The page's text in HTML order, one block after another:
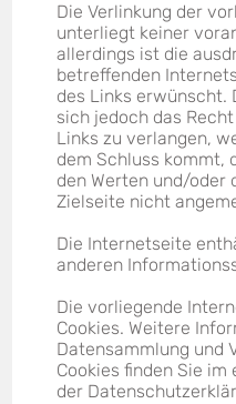
Die Verlinkung der
unterliegt keiner
allerdings ist die
betreffenden
des Links erwünscht.
sich jedoch das
Links zu verlangen,
dem Schluss kommt,
den Werten und/oder
Zielseite nicht
Die Internetseite
anderen
Die vorliegende
Cookies. Weitere
Datensammlung und
Cookies finden Sie
der